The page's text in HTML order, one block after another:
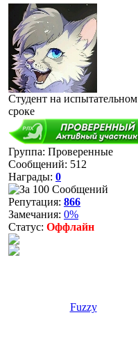
Студент на испытательном
сроке
Группа: Проверенные
Сообщений: 512
Награды: 0
Репутация: 866
Замечания: 0%
Статус: Оффлайн
Fuzzy